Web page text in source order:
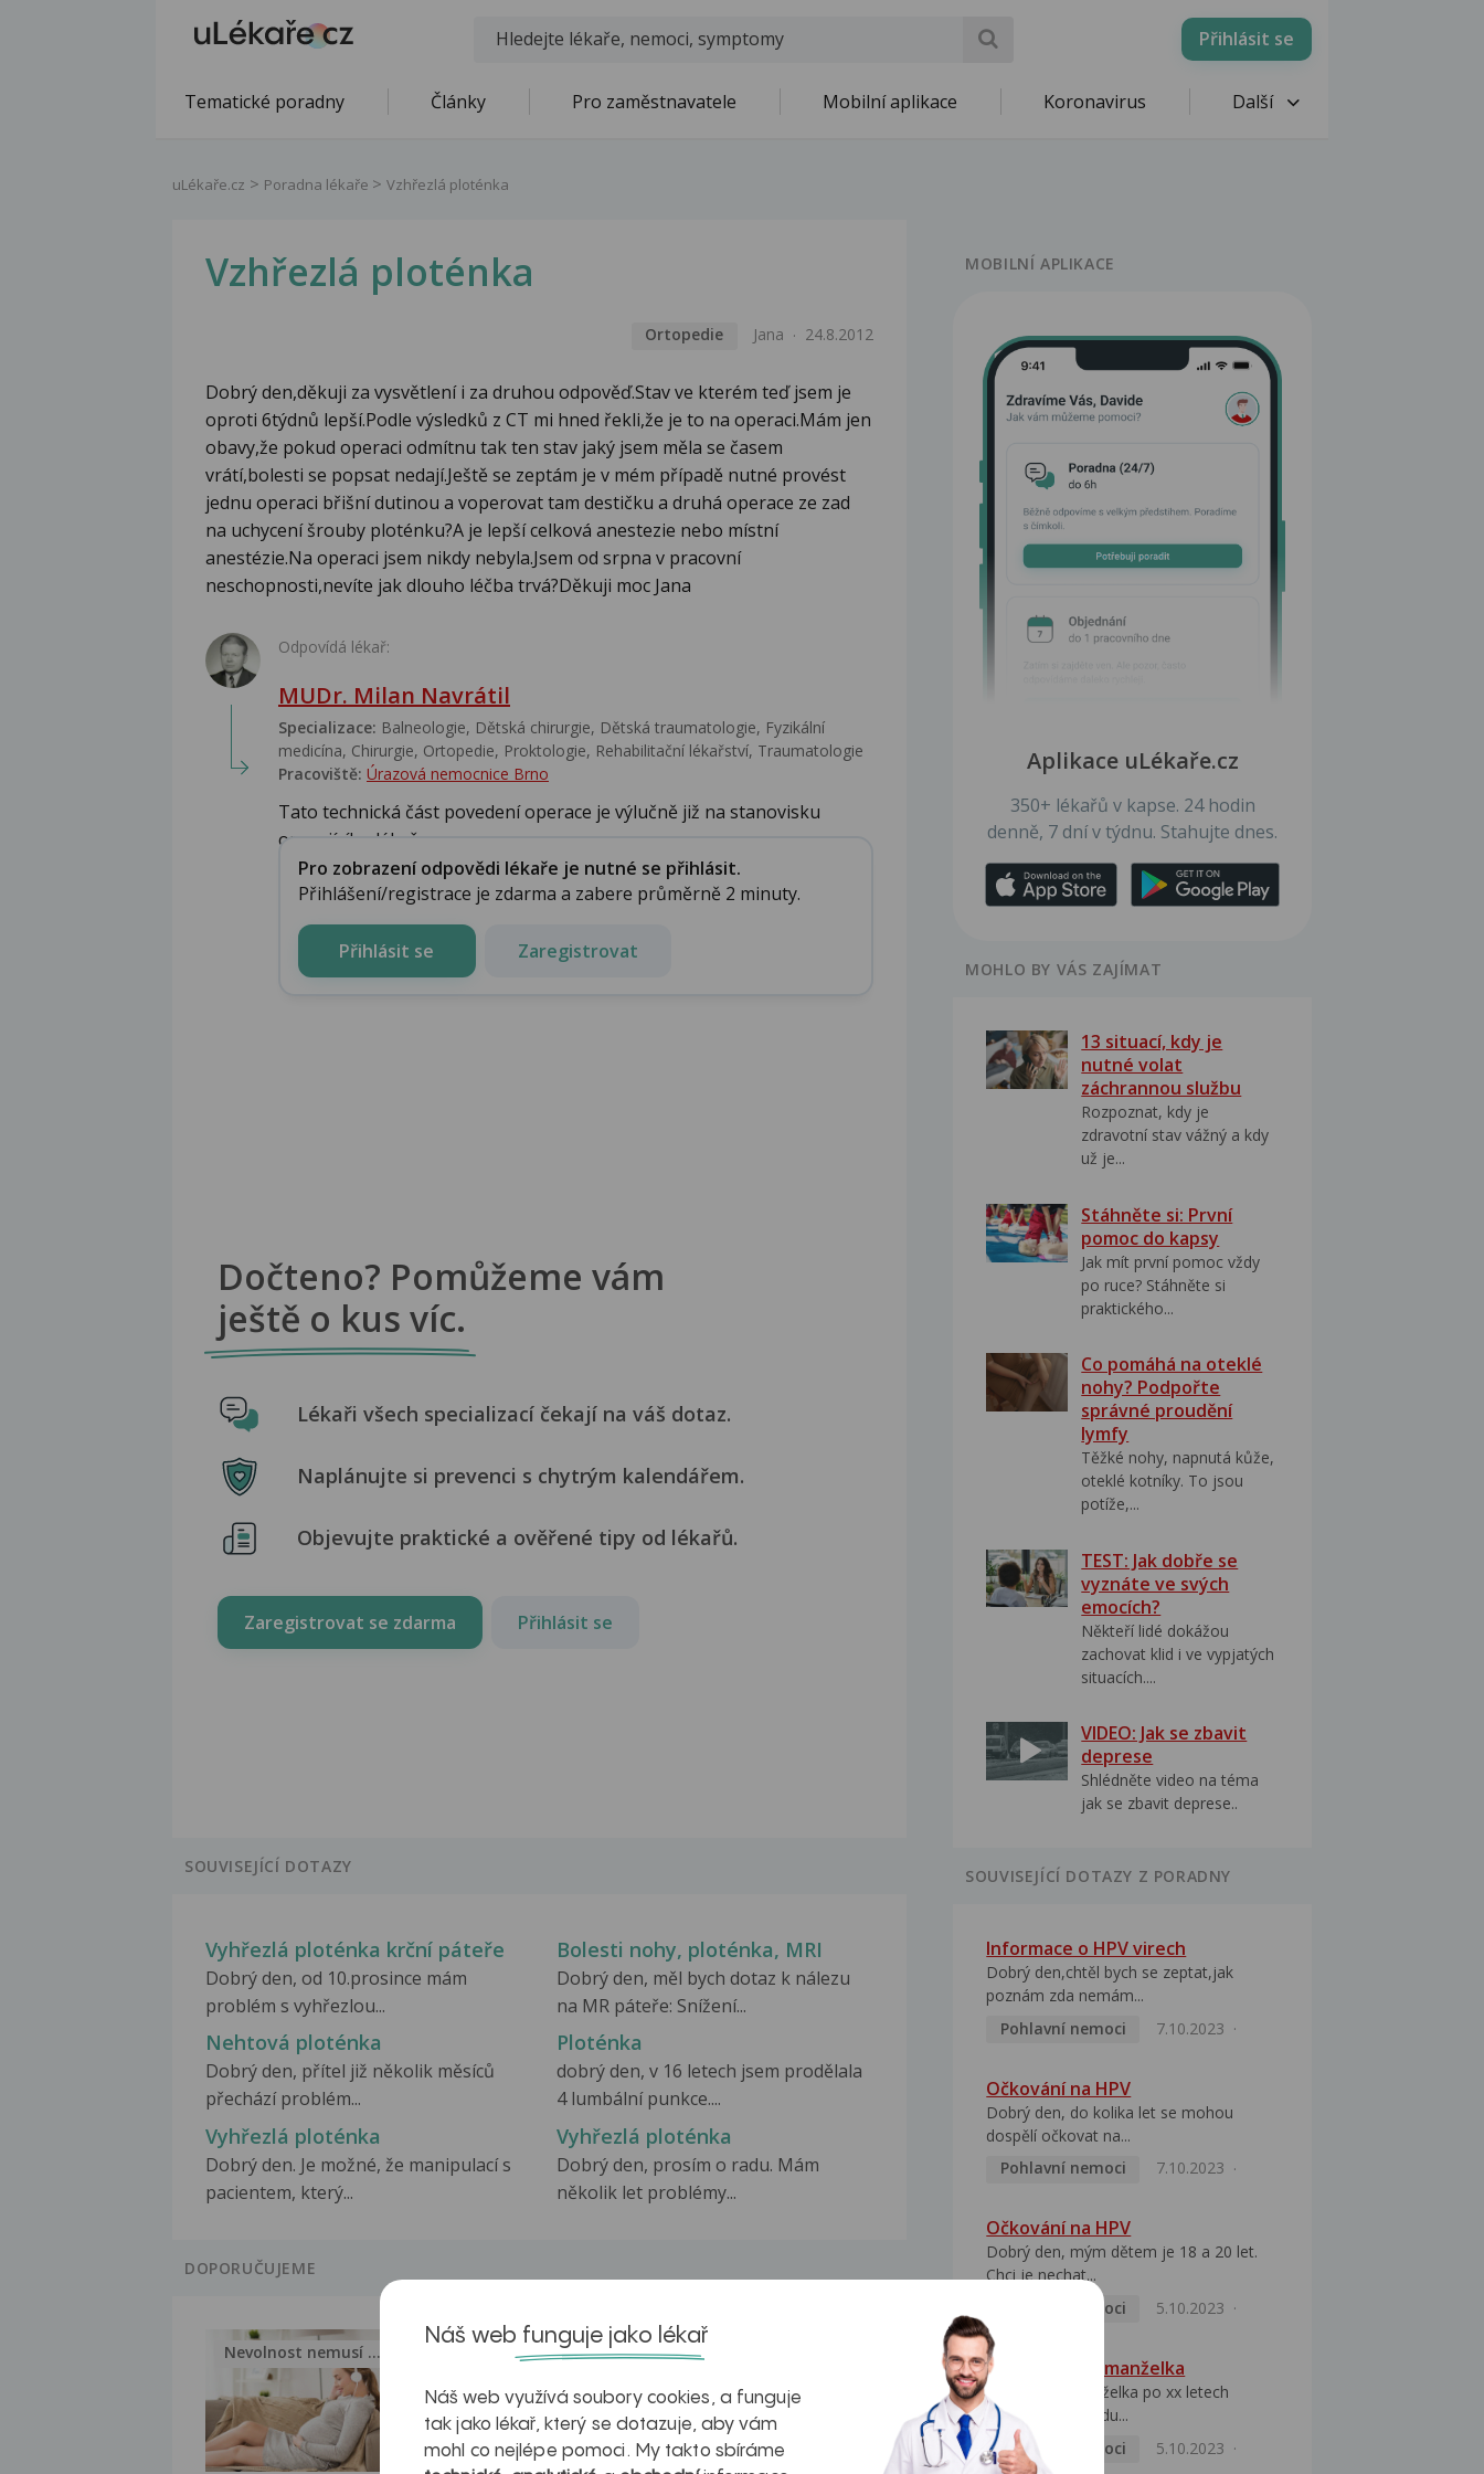
Přihlásit se
Tematické poradny Články Pro zaměstnavatele Mobilní aplikace Koronavirus Další
uLékaře.cz Poradna lékaře Vzhřezlá ploténka
Vzhřezlá ploténka
Ortopedie Jana 24.8.2012
Dobrý den,děkuji za vysvětlení i za druhou odpověď.Stav ve kterém teď jsem je
oproti 6týdnů lepší.Podle výsledků z CT mi hned řekli,že je to na operaci.Mám jen
obavy,že pokud operaci odmítnu tak ten stav jaký jsem měla se časem
vrátí,bolesti se popsat nedají.Ještě se zeptám je v mém případě nutné provést
jednu operaci břišní dutinou a voperovat tam destičku a druhá operace ze zad
na uchycení šrouby ploténku?A je lepší celková anestezie nebo místní
anestézie.Na operaci jsem nikdy nebyla.Jsem od srpna v pracovní
neschopnosti,nevíte jak dlouho léčba trvá?Děkuji moc Jana
Odpovídá lékař:
MUDr. Milan Navrátil
Specializace: Balneologie, Dětská chirurgie, Dětská traumatologie, Fyzikální
medicína, Chirurgie, Ortopedie, Proktologie, Rehabilitační lékařství‎, Traumatologie
Pracoviště: Úrazová nemocnice Brno
Tato technická část povedení operace je výlučně již na stanovisku
operajícího lékaře, ne...
Pro zobrazení odpovědi lékaře je nutné se přihlásit.
Přihlášení/registrace je zdarma a zabere průměrně 2 minuty.
Přihlásit se Zaregistrovat
Dočteno? Pomůžeme vám
ještě o kus víc.
Lékaři všech specializací čekají na váš dotaz.
Naplánujte si prevenci s chytrým kalendářem.
Objevujte praktické a ověřené tipy od lékařů.
Zaregistrovat se zdarma Přihlásit se
SOUVISEJÍCÍ DOTAZY
Vyhřezlá ploténka krční páteře
Dobrý den, od 10.prosince mám
problém s vyhřezlou...
Bolesti nohy, ploténka, MRI
Dobrý den, měl bych dotaz k nálezu
na MR páteře: Snížení...
Nehtová ploténka
Dobrý den, přítel již několik měsíců
přechází problém...
Ploténka
dobrý den, v 16 letech jsem prodělala
4 lumbální punkce....
Vyhřezlá ploténka
Dobrý den. Je možné, že manipulací s
pacientem, který...
Vyhřezlá ploténka
Dobrý den, prosím o radu. Mám
několik let problémy...
DOPORUČUJEME
Nevolnost nemusí být nutnou... Jak na zdravá játra?
MOBILNÍ APLIKACE
Aplikace uLékaře.cz
350+ lékařů v kapse. 24 hodin
denně, 7 dní v týdnu. Stahujte dnes.
MOHLO BY VÁS ZAJÍMAT
13 situací, kdy je
nutné volat
záchrannou službu
Rozpoznat, kdy je
zdravotní stav vážný a kdy
už je...
Stáhněte si: První
pomoc do kapsy
Jak mít první pomoc vždy
po ruce? Stáhněte si
praktického...
Co pomáhá na oteklé
nohy? Podpořte
správné proudění
lymfy
Těžké nohy, napnutá kůže,
oteklé kotníky. To jsou
potíže,...
TEST: Jak dobře se
vyznáte ve svých
emocích?
Někteří lidé dokážou
zachovat klid i ve vypjatých
situacích....
VIDEO: Jak se zbavit
deprese
Shlédněte video na téma
jak se zbavit deprese..
SOUVISEJÍCÍ DOTAZY Z PORADNY
Informace o HPV virech
Dobrý den,chtěl bych se zeptat,jak
poznám zda nemám...
Pohlavní nemoci
7.10.2023
Očkování na HPV
Dobrý den, do kolika let se mohou
dospělí očkovat na...
Pohlavní nemoci
7.10.2023
Očkování na HPV
Dobrý den, mým dětem je 18 a 20 let.
Chci je nechat...
Pohlavní nemoci
5.10.2023
HPV pozitivní manželka
Dobrý den, manželka po xx letech
přivezla z Východu...
Pohlavní nemoci
5.10.2023
Náš web funguje jako lékař
Náš web využívá soubory cookies, a funguje
tak jako lékař, který se dotazuje, aby vám
mohl co nejlépe pomoci. My takto sbíráme